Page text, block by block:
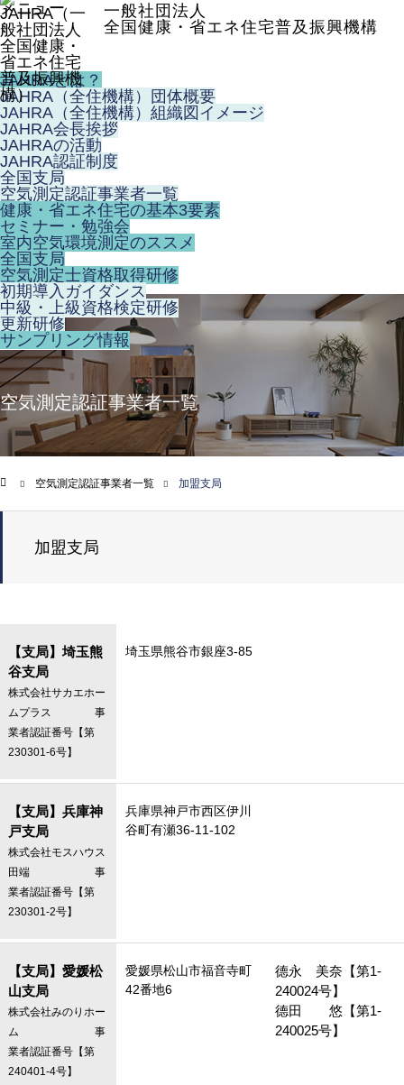
一般社団法人
全国健康・省エネ住宅普及振興機構
メニュー
JAHRAとは？
JAHRA（全住機構）団体概要
JAHRA（全住機構）組織図イメージ
JAHRA会長挨拶
JAHRAの活動
JAHRA認証制度
全国支局
空気測定認証事業者一覧
健康・省エネ住宅の基本3要素
セミナー・勉強会
室内空気環境測定のススメ
全国支局
空気測定士資格取得研修
初期導入ガイダンス
中級・上級資格検定研修
更新研修
サンプリング情報
空気測定認証事業者一覧
空気測定認証事業者一覧 加盟支局
加盟支局
【支局】埼玉熊
谷支局
株式会社サカエホー
ムプラス 事
業者認証番号【第
230301-6号】
埼玉県熊谷市銀座3-85
【支局】兵庫神
戸支局
株式会社モスハウス
田端 事
業者認証番号【第
230301-2号】
兵庫県神戸市西区伊川
谷町有瀬36-11-102
【支局】愛媛松
山支局
株式会社みのりホー
ム 事
業者認証番号【第
240401-4号】
愛媛県松山市福音寺町
42番地6
德永　美奈【第1-
240024号】
德田　　悠【第1-
240025号】